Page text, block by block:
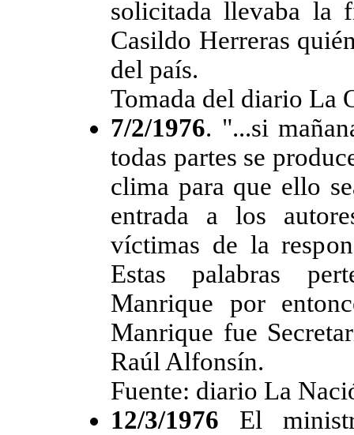
solicitada llevaba la
Casildo Herreras
del país.
Tomada del diario La
7/2/1976. "...si
todas partes se
clima para que ello
entrada a los
víctimas de la
Estas palabras
Manrique por
Manrique fue
Raúl Alfonsín.
Fuente: diario La
12/3/1976 El